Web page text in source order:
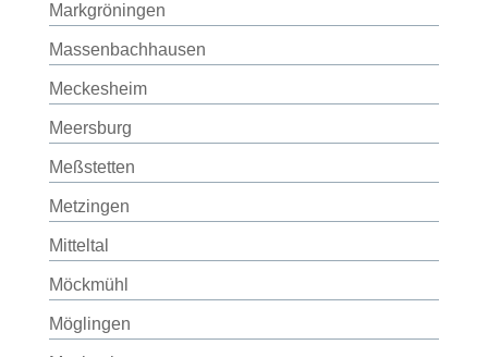
Markgröningen
Massenbachhausen
Meckesheim
Meersburg
Meßstetten
Metzingen
Mitteltal
Möckmühl
Möglingen